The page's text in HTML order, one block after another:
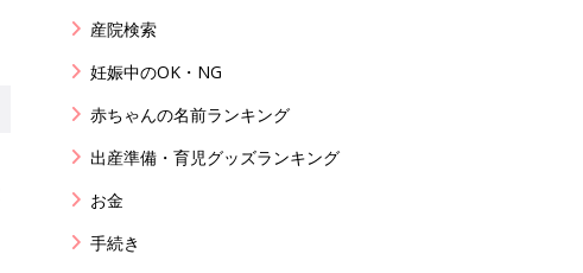
産院検索
妊娠中のOK・NG
赤ちゃんの名前ランキング
出産準備・育児グッズランキング
お金
手続き